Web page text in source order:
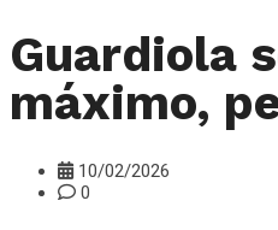
Guardiola
máximo,
10/02/2026
0